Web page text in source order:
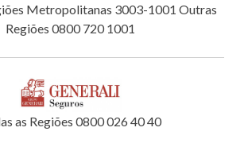
Metropolitanas 3003-1001 Outras
Regiões 0800 720 1001
as Regiões 0800 026 40 40